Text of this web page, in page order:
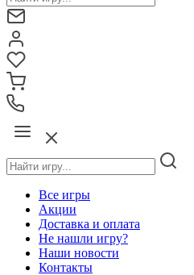
Все игры
Акции
Доставка и оплата
Не нашли игру?
Наши новости
Контакты